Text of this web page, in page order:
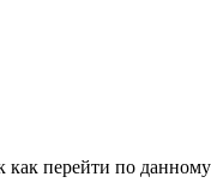
перейти по данному